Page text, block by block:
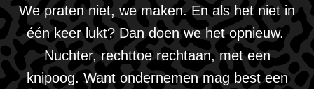
We praten niet, we maken. En als het niet in
één keer lukt? Dan doen we het opnieuw.
Nuchter, rechttoe rechtaan, met een
knipoog. Want ondernemen mag best een